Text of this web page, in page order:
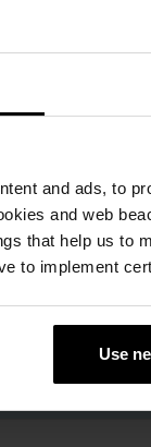
and ads, to
and web
that help us to
to implement
Use